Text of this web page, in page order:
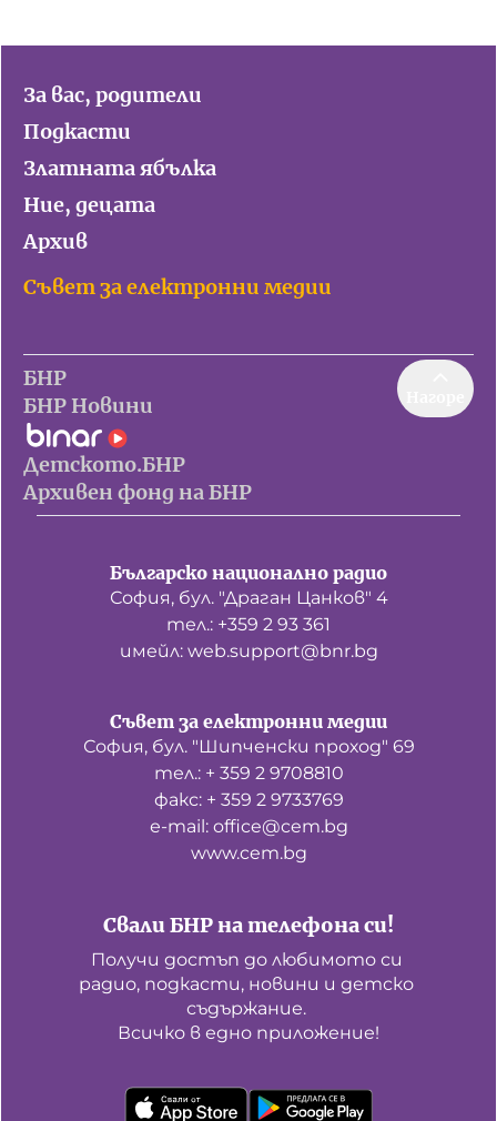
За вас, родители
Подкасти
Златната ябълка
Ние, децата
Архив
Съвет за електронни медии
БНР
БНР Новини
Детското.БНР
Архивен фонд на БНР
Българско национално радио
София, бул. "Драган Цанков" 4
тел.: +359 2 93 361
имейл: web.support@bnr.bg
Свали БНР на телефона си!
Получи достъп до любимото си
радио, подкасти, новини и детско
съдържание.
Всичко в едно приложение!
Съвет за електронни медии
София, бул. "Шипченски проход" 69
тел.: + 359 2 9708810
факс: + 359 2 9733769
е-mail: office@cem.bg
www.cem.bg